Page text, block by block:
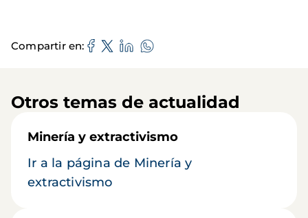
Compartir en
Otros temas de actualidad
Minería y extractivismo
Ir a la página de Minería y
extractivismo